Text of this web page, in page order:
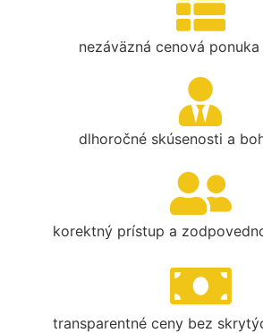
nezáväzná cenová ponuka
dlhoročné skúsenosti a
korektný prístup a
transparentné ceny bez